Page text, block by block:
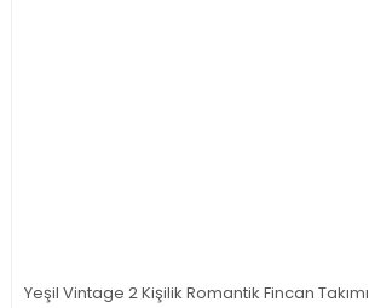
Yeşil Vintage 2 Kişilik Romantik Fincan Takımı